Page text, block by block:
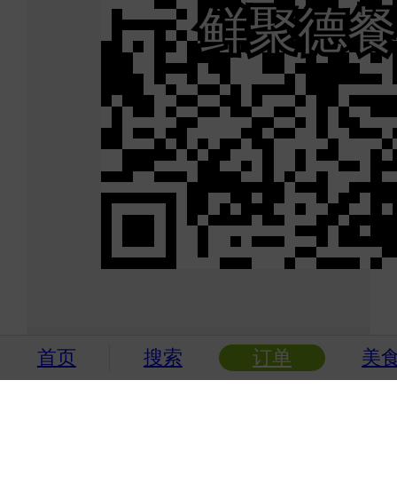
扫码加入衡水团购群
1折 起！衡水吃喝玩乐不用愁！
首页 搜索 订单 美